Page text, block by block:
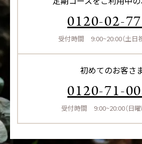
0120-02-
受付時間 9:00~20:00（土日
初めてのお客さ
0120-71-
受付時間 9:00~20:00（日曜